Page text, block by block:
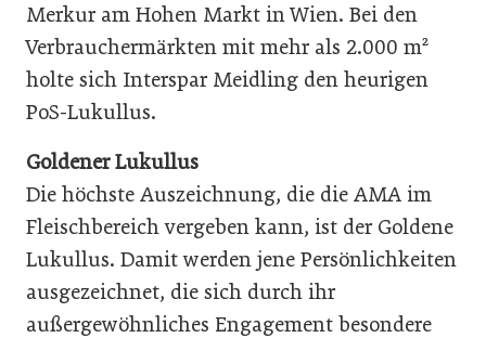
Merkur am Hohen Markt in Wien. Bei den
Verbrauchermärkten mit mehr als 2.000 m²
holte sich Interspar Meidling den heurigen
PoS-Lukullus.
Goldener Lukullus
Die höchste Auszeichnung, die die AMA im
Fleischbereich vergeben kann, ist der Goldene
Lukullus. Damit werden jene Persönlichkeiten
ausgezeichnet, die sich durch ihr
außergewöhnliches Engagement besondere